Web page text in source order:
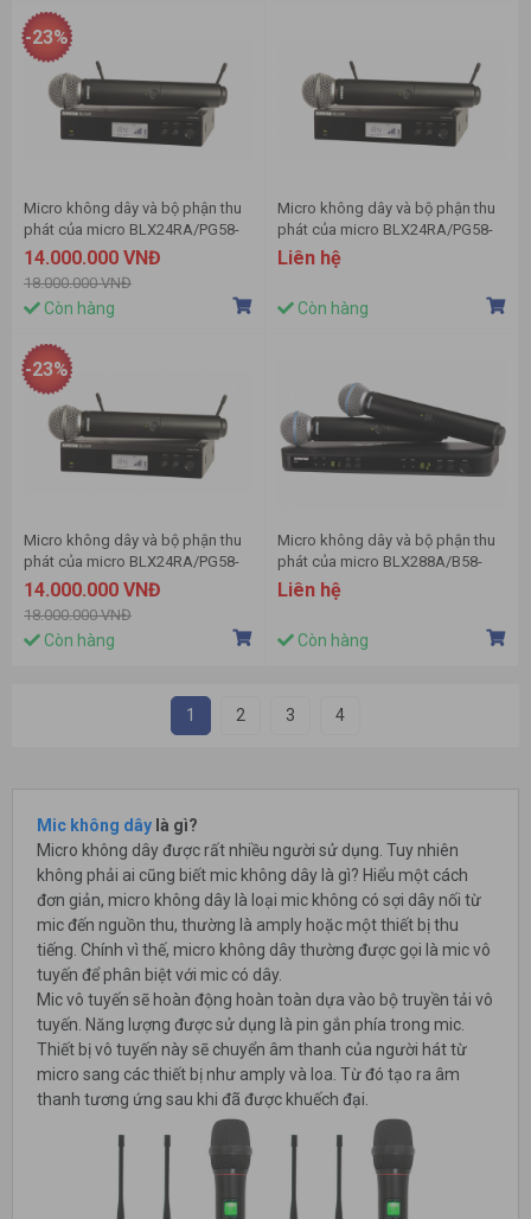
Micro không dây và bộ phận thu
phát của micro BLX24RA/PG58-
Q25 hiệu Shure
14.000.000 VNĐ
18.000.000 VNĐ
-23%
Còn hàng
Micro không dây và bộ phận thu
phát của micro BLX24RA/PG58-
K3E hiệu Shure
Liên hệ
Còn hàng
Micro không dây và bộ phận thu
phát của micro BLX24RA/PG58-
J10 hiệu Shure
14.000.000 VNĐ
18.000.000 VNĐ
-23%
Còn hàng
Micro không dây và bộ phận thu
phát của micro BLX288A/B58-
H8E hiệu Shure
Liên hệ
Còn hàng
1 2 3 4
Mic không dây là gì?
Micro không dây được rất nhiều người sử dụng. Tuy nhiên
không phải ai cũng biết mic không dây là gì? Hiểu một cách
đơn giản, micro không dây là loại mic không có sợi dây nối từ
mic đến nguồn thu, thường là amply hoặc một thiết bị thu
tiếng. Chính vì thế, micro không dây thường được gọi là mic vô
tuyến để phân biệt với mic có dây.
Mic vô tuyến sẽ hoàn động hoàn toàn dựa vào bộ truyền tải vô
tuyến. Năng lượng được sử dụng là pin gắn phía trong mic.
Thiết bị vô tuyến này sẽ chuyển âm thanh của người hát từ
micro sang các thiết bị như amply và loa. Từ đó tạo ra âm
thanh tương ứng sau khi đã được khuếch đại.